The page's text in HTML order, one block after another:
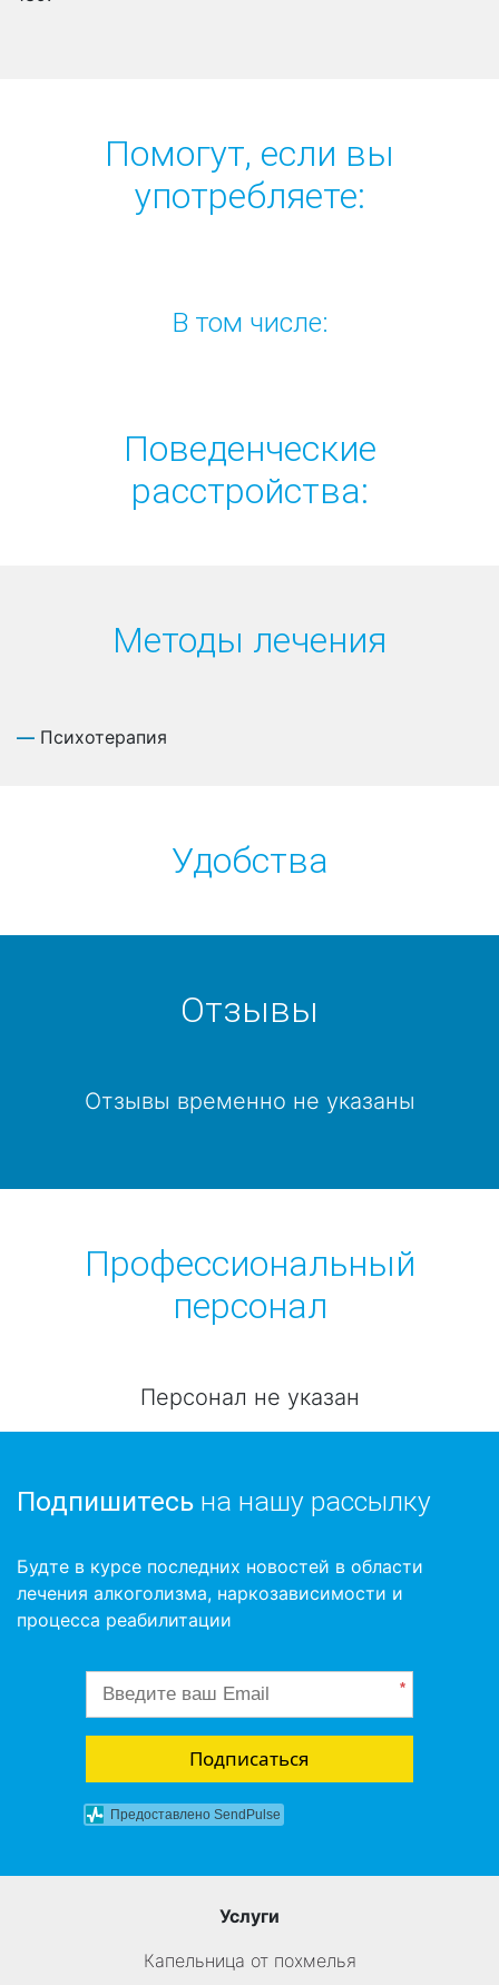
Помогут, если вы
употребляете:
В том числе:
Поведенческие
расстройства:
Методы лечения
Психотерапия
Удобства
Отзывы
Отзывы временно не указаны
Профессиональный
персонал
Персонал не указан
Подпишитесь на нашу рассылку
Будте в курсе последних новостей в области
лечения алкоголизма, наркозависимости и
процесса реабилитации
*
Подписаться
Предоставлено SendPulse
Услуги
Капельница от похмелья